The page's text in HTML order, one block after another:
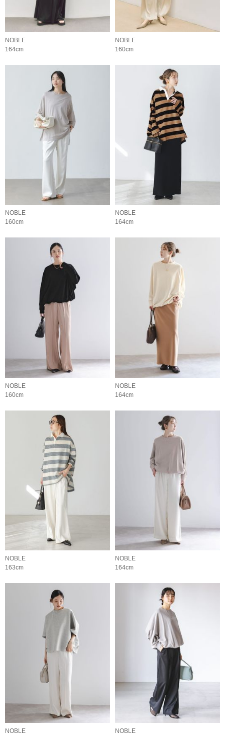
NOBLE
164cm
NOBLE
160cm
NOBLE
160cm
NOBLE
164cm
NOBLE
160cm
NOBLE
164cm
NOBLE
163cm
NOBLE
164cm
NOBLE
NOBLE